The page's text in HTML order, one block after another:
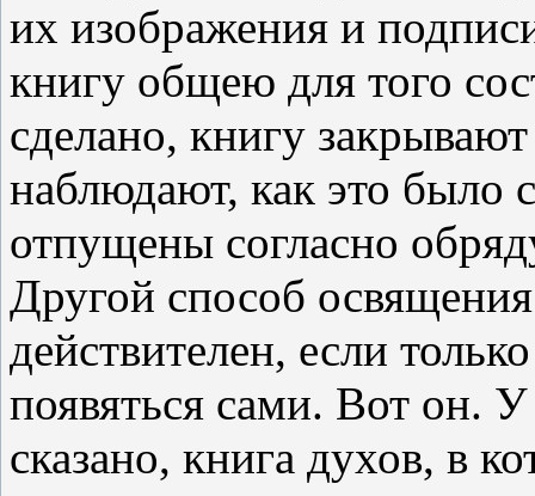
их изображения и
книгу общею для того
сделано, книгу
наблюдают, как это было
отпущены согласно
Другой способ
действителен, если
появяться сами. Вот он.
сказано, книга духов, в